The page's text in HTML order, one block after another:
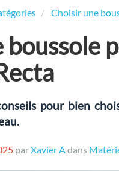
Choisir une
boussole
pour bien
parXavier Adans